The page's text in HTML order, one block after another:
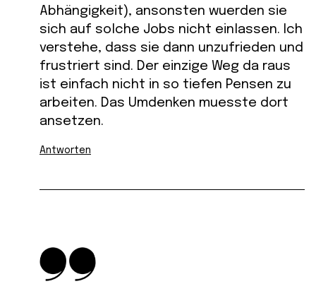
Abhängigkeit), ansonsten wuerden sie
sich auf solche Jobs nicht einlassen. Ich
verstehe, dass sie dann unzufrieden und
frustriert sind. Der einzige Weg da raus
ist einfach nicht in so tiefen Pensen zu
arbeiten. Das Umdenken muesste dort
ansetzen.
Antworten